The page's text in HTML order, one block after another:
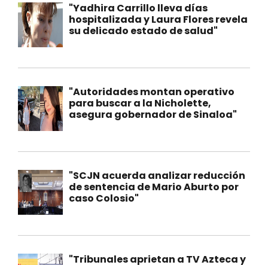
"Yadhira Carrillo lleva días
hospitalizada y Laura Flores revela
su delicado estado de salud"
"Autoridades montan operativo
para buscar a la Nicholette,
asegura gobernador de Sinaloa"
"SCJN acuerda analizar reducción
de sentencia de Mario Aburto por
caso Colosio"
"Tribunales aprietan a TV Azteca y